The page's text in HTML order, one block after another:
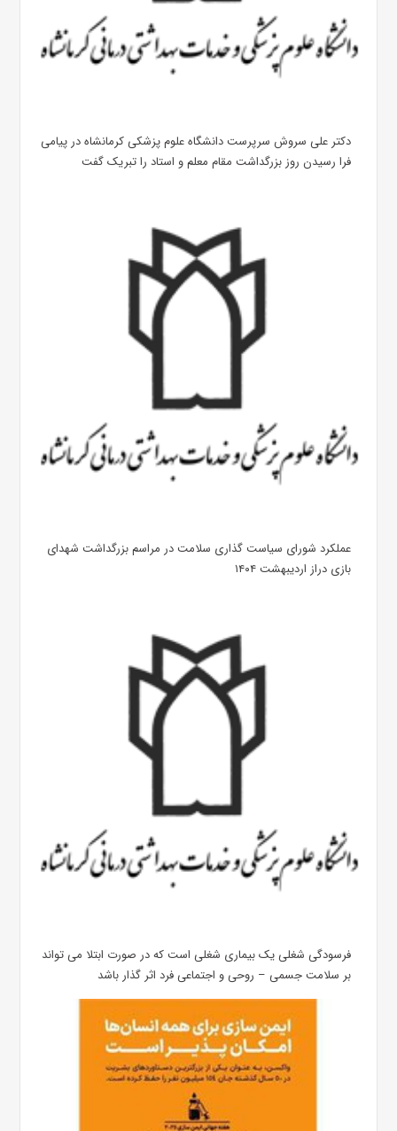
دکتر علی سروش سرپرست دانشگاه علوم پزشکی کرمانشاه در پیامی
فرا رسیدن روز بزرگداشت مقام معلم و استاد را تبریک گفت
عملکرد شورای سیاست گذاری سلامت در مراسم بزرگداشت شهدای
بازی دراز اردیبهشت ۱۴۰۴
فرسودگی شغلی یک بیماری شغلی است که در صورت ابتلا می تواند
بر سلامت جسمی – روحی و اجتماعی فرد اثر گذار باشد